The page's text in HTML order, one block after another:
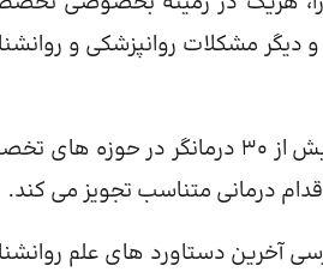
دیگر مشکلات روانپزشکی و
کلینیک روانشناسی و روانپزشکی ذهن آرا، به دلیل داشتن بیش از 30 درمانگر در
درمانی متناسب تجویز می کند.
آخرین دستاورد های علم